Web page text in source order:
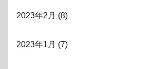
2023年2月 (8)
2023年1月 (7)